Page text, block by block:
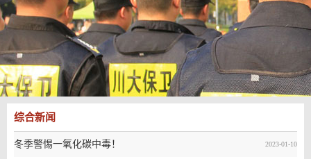
综合新闻
2023-01-10
冬季警惕一氧化碳中毒！